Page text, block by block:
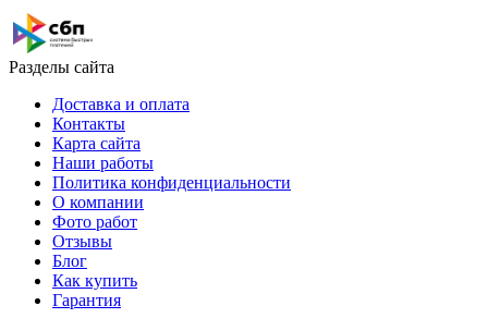
Разделы сайта
Доставка и оплата
Контакты
Карта сайта
Наши работы
Политика конфиденциальности
О компании
Фото работ
Отзывы
Блог
Как купить
Гарантия